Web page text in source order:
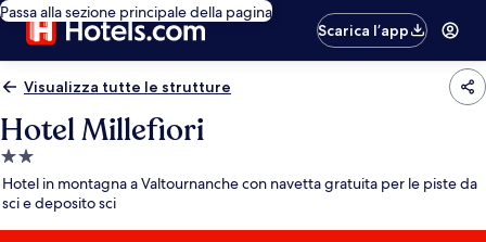
Passa alla sezione principale della pagina
Scarica l’app
Visualizza tutte le strutture
Hotel Millefiori
Struttura
a
2.0
stelle
Hotel in montagna a Valtournanche con navetta gratuita per le piste da
sci e deposito sci